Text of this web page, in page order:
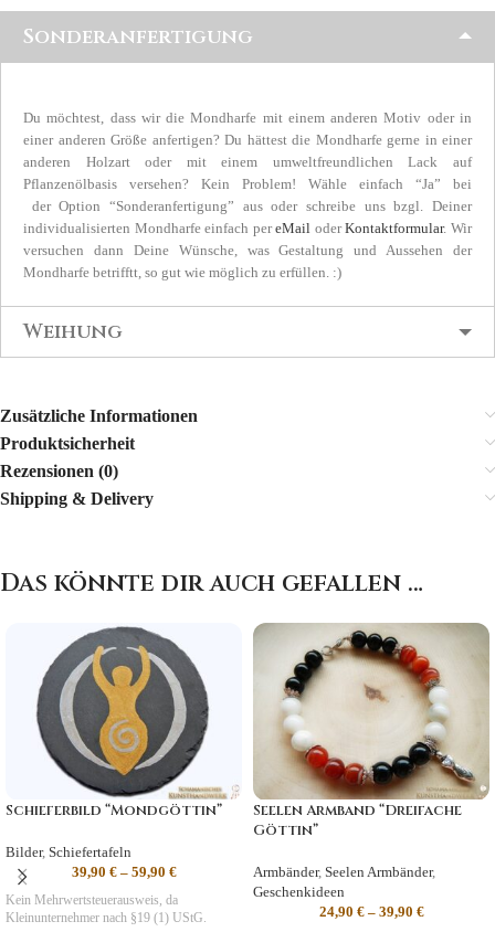
Sonderanfertigung
Du möchtest, dass wir die Mondharfe mit einem anderen Motiv oder in
einer anderen Größe anfertigen? Du hättest die Mondharfe gerne in einer
anderen Holzart oder mit einem umweltfreundlichen Lack auf
Pflanzenölbasis versehen? Kein Problem! Wähle einfach “Ja” bei
der Option “Sonderanfertigung” aus oder schreibe uns bzgl. Deiner
individualisierten Mondharfe einfach pereMail oderKontaktformular. Wir
versuchen dann Deine Wünsche, was Gestaltung und Aussehen der
Mondharfe betrifftt, so gut wie möglich zu erfüllen. :)
Weihung
Zusätzliche Informationen
Produktsicherheit
Rezensionen (0)
Shipping & Delivery
Das könnte dir auch gefallen …
Schieferbild “Mondgöttin”
Bilder, Schiefertafeln
39,90 €– 59,90 €
Kein Mehrwertsteuerausweis, da
Kleinunternehmer nach §19 (1) UStG.
Seelen Armband “Dreifache
Göttin”
Armbänder, Seelen Armbänder,
Geschenkideen
24,90 €– 39,90 €